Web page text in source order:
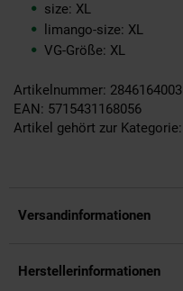
size: XL
limango-size: XL
VG-Größe: XL
Artikelnummer: 2846164003
EAN: 5715431168056
Artikel gehört zur Kategorie:
Versandinformationen
Herstellerinformationen